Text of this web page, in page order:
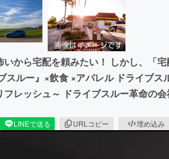
から宅配を頼みたい！ しかし、「
スルー』×飲食 ×アパレル ドライブス
フレッシュ～ ドライブスルー革命の
LINEで送る URLコピー 埋め込み